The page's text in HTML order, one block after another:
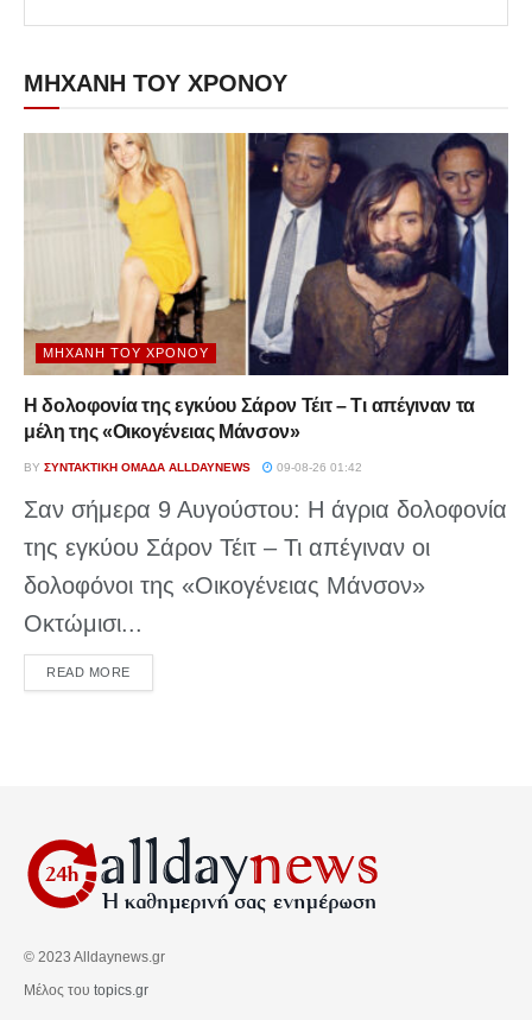
ΜΗΧΑΝΗ ΤΟΥ ΧΡΟΝΟΥ
ΜΗΧΑΝΉ ΤΟΥ ΧΡΌΝΟΥ
Η δολοφονία της εγκύου Σάρον Τέιτ – Τι απέγιναν τα
μέλη της «Οικογένειας Μάνσον»
BY ΣΥΝΤΑΚΤΙΚΉ ΟΜΆΔΑ ALLDAYNEWS 09-08-26 01:42
Σαν σήμερα 9 Αυγούστου: Η άγρια δολοφονία
της εγκύου Σάρον Τέιτ – Τι απέγιναν οι
δολοφόνοι της «Οικογένειας Μάνσον»
Οκτώμισι...
READ MOREDETAILS
© 2023 Alldaynews.gr
Μέλος του topics.gr